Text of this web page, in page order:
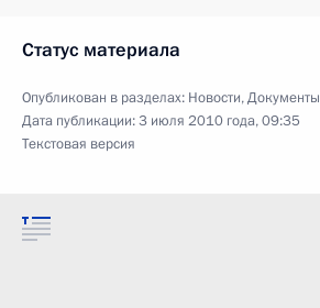
Статус материала
Опубликован в разделах: Новости,Документы
Дата публикации:3 июля 2010 года, 09:35
Текстовая версия